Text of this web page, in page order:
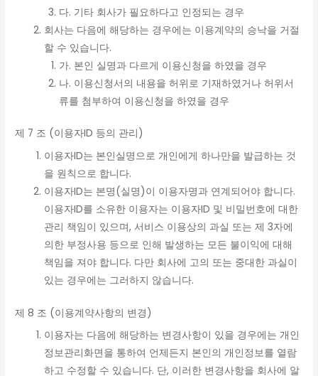
다. 기타 회사가 필요하다고 인정되는 경우
회사는 다음에 해당하는 경우에는 이용계약의 승낙을 거절
할 수 있습니다.
가. 본인 실명과 다르게 이용신청을 하였을 경우
나. 이용신청서의 내용을 허위로 기재하였거나 허위서
류를 첨부하여 이용신청을 하였을 경우
제 7 조 (이용자ID 등의 관리)
이용자ID는 본인실명으로 개인에게 하나만을 발급하는 것
을 원칙으로 합니다.
이용자ID는 본명(실명)이 이용자명과 연계되어야 합니다.
이용자ID를 소유한 이용자는 이용자ID 및 비밀번호에 대한
관리 책임이 있으며, 서비스 이용상의 과실 또는 제 3자에
의한 부정사용 등으로 인해 발생하는 모든 불이익에 대해
책임을 져야 합니다. 다만 회사에 고의 또는 중대한 과실이
있는 경우에는 그러하지 않습니다.
제 8 조 (이용계약사항의 변경)
이용자는 다음에 해당하는 변경사항이 있을 경우에는 개인
정보관리화면을 통하여 언제든지 본인의 개인정보를 열람
하고 수정할 수 있습니다. 단, 이러한 변경사항을 회사에 알